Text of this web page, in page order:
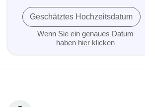
Geschätztes Hochzeitsdatum
Wenn Sie ein genaues Datum
haben hier klicken